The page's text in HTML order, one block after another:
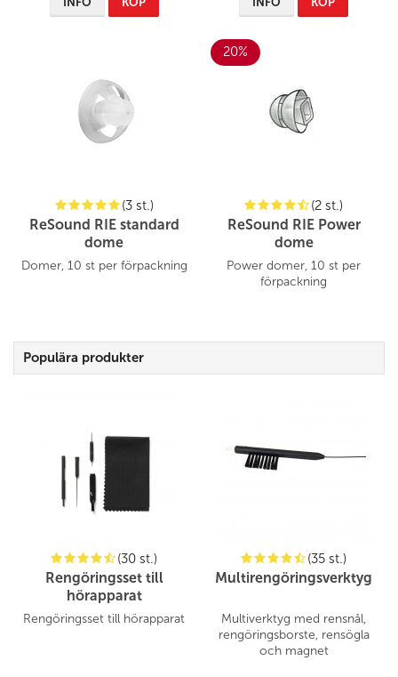
(3 st.)
ReSound RIE standard
dome
Domer, 10 st per förpackning
(2 st.)
ReSound RIE Power
dome
Power domer, 10 st per
förpackning
20%
Populära produkter
(30 st.)
Rengöringsset till
hörapparat
Rengöringsset till hörapparat
(35 st.)
Multirengöringsverktyg
Multiverktyg med rensnål,
rengöringsborste, rensögla
och magnet